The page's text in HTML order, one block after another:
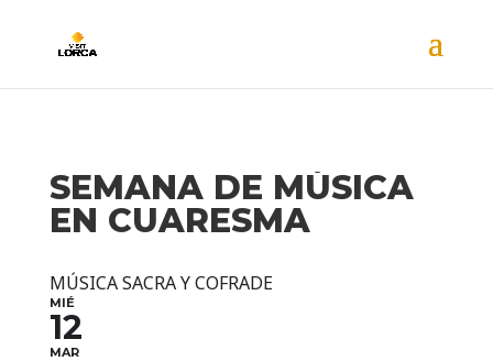
SEMANA DE MÚSICA
EN CUARESMA
MÚSICA SACRA Y COFRADE
MIÉ
12
MAR